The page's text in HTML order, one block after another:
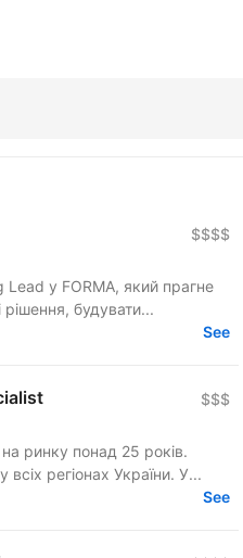
$$$$
будувати...
See
$$$
ринку понад 25 років.
регіонах України. У...
See